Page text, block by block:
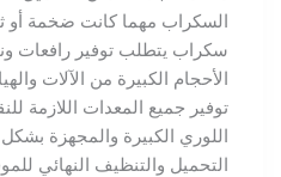
السكراب مهما كانت ضخمة أو
سكراب يتطلب توفير رافعات
الأحجام الكبيرة من الآلات
توفير جميع المعدات اللازمة
اللوري الكبيرة والمجهزة
التحميل والتنظيف النهائي